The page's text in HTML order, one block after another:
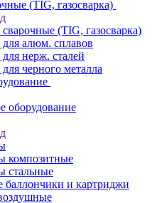
(TIG, газосварка)
(TIG, газосварка)
алюм. сплавов
нерж. сталей
черного металла
оборудование
композитные
стальные
баллончики и картриджи